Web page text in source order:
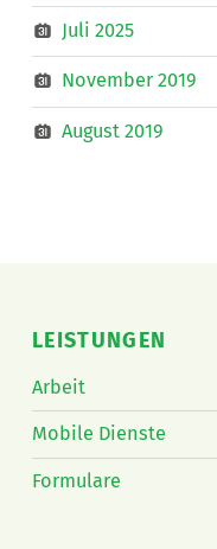
Juli 2025
November 2019
August 2019
LEISTUNGEN
Arbeit
Mobile Dienste
Formulare